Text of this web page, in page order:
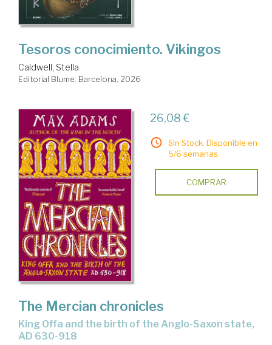
Tesoros conocimiento. Vikingos
Caldwell, Stella
Editorial Blume. Barcelona, 2026
26,08 €
Sin Stock. Disponible en
5/6 semanas.
COMPRAR
The Mercian chronicles
King Offa and the birth of the Anglo-Saxon state,
AD 630-918